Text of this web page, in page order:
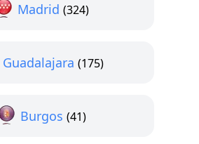
Madrid (324)
Guadalajara (175)
Burgos (41)